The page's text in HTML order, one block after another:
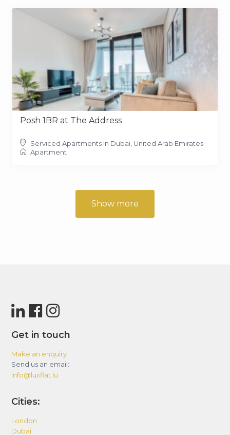
Posh 1BR at The Address
Serviced Apartments In Dubai, United Arab Emirates
Apartment
Show more
Get in touch
Make an enquiry
Send us an email:
info@luxflat.lu
Cities:
London
Dubai